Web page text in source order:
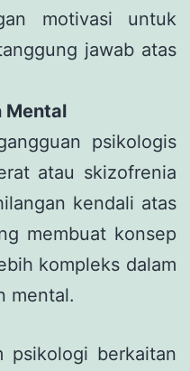
motivasi untuk
jawab atas
Mental
psikologis
atau skizofrenia
kendali atas
membuat konsep
kompleks dalam
mental.
psikologi berkaitan